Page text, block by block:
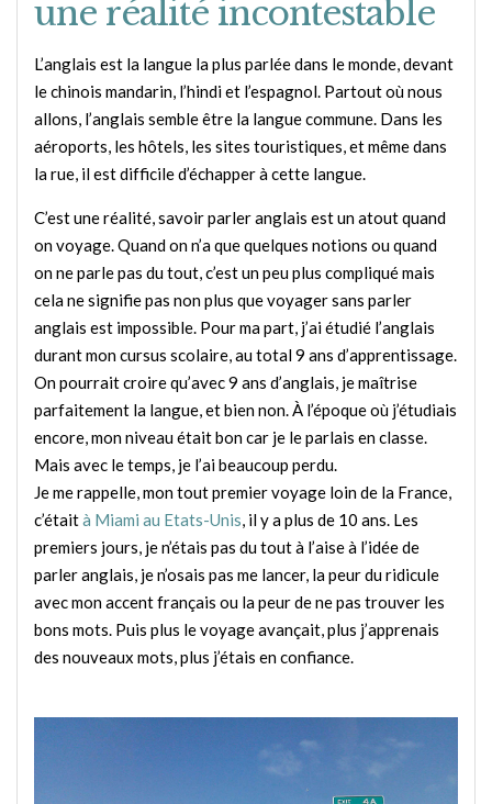
une réalité incontestable
L’anglais est la langue la plus parlée dans le monde, devant
le chinois mandarin, l’hindi et l’espagnol. Partout où nous
allons, l’anglais semble être la langue commune. Dans les
aéroports, les hôtels, les sites touristiques, et même dans
la rue, il est difficile d’échapper à cette langue.
C’est une réalité, savoir parler anglais est un atout quand
on voyage. Quand on n’a que quelques notions ou quand
on ne parle pas du tout, c’est un peu plus compliqué mais
cela ne signifie pas non plus que voyager sans parler
anglais est impossible. Pour ma part, j’ai étudié l’anglais
durant mon cursus scolaire, au total 9 ans d’apprentissage.
On pourrait croire qu’avec 9 ans d’anglais, je maîtrise
parfaitement la langue, et bien non. À l’époque où j’étudiais
encore, mon niveau était bon car je le parlais en classe.
Mais avec le temps, je l’ai beaucoup perdu.
Je me rappelle, mon tout premier voyage loin de la France,
c’étaità Miami au Etats-Unis, il y a plus de 10 ans. Les
premiers jours, je n’étais pas du tout à l’aise à l’idée de
parler anglais, je n’osais pas me lancer, la peur du ridicule
avec mon accent français ou la peur de ne pas trouver les
bons mots. Puis plus le voyage avançait, plus j’apprenais
des nouveaux mots, plus j’étais en confiance.